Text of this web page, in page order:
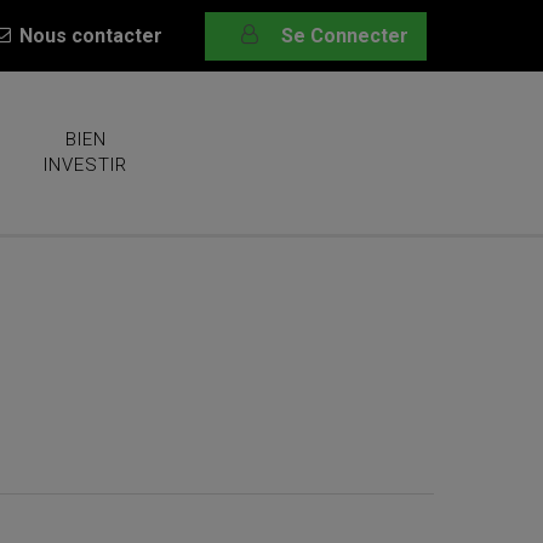
Nous contacter Se Connecter
BIEN
INVESTIR